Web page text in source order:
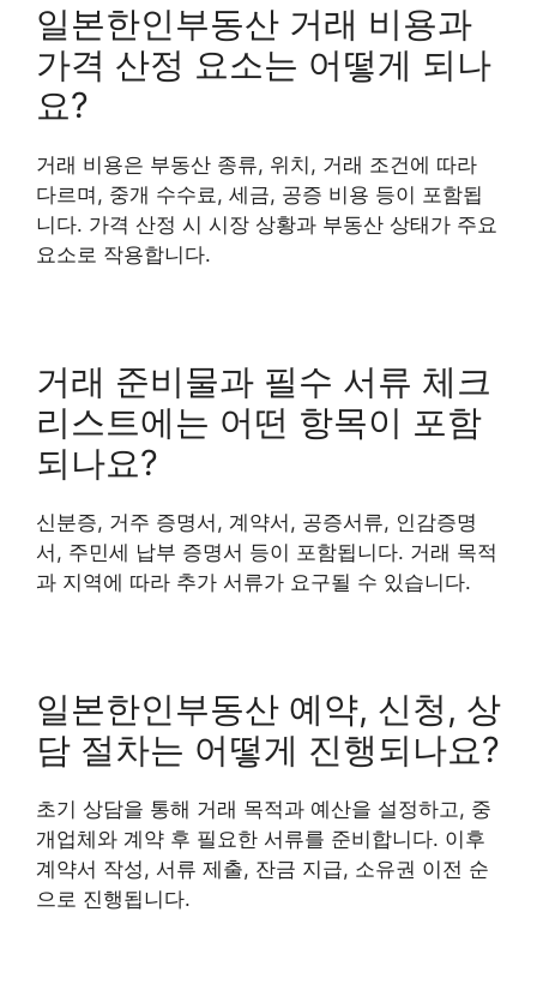
일본한인부동산 거래 비용과
가격 산정 요소는 어떻게 되나
요?
거래 비용은 부동산 종류, 위치, 거래 조건에 따라
다르며, 중개 수수료, 세금, 공증 비용 등이 포함됩
니다. 가격 산정 시 시장 상황과 부동산 상태가 주요
요소로 작용합니다.
거래 준비물과 필수 서류 체크
리스트에는 어떤 항목이 포함
되나요?
신분증, 거주 증명서, 계약서, 공증서류, 인감증명
서, 주민세 납부 증명서 등이 포함됩니다. 거래 목적
과 지역에 따라 추가 서류가 요구될 수 있습니다.
일본한인부동산 예약, 신청, 상
담 절차는 어떻게 진행되나요?
초기 상담을 통해 거래 목적과 예산을 설정하고, 중
개업체와 계약 후 필요한 서류를 준비합니다. 이후
계약서 작성, 서류 제출, 잔금 지급, 소유권 이전 순
으로 진행됩니다.